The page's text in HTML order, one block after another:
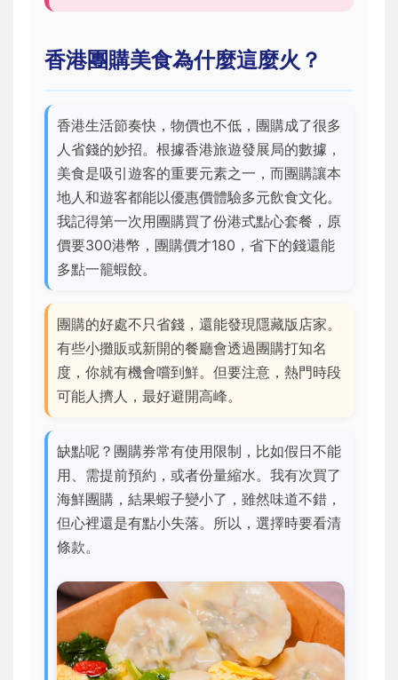
香港團購美食為什麼這麼火？
香港生活節奏快，物價也不低，團購成了很多
人省錢的妙招。根據香港旅遊發展局的數據，
美食是吸引遊客的重要元素之一，而團購讓本
地人和遊客都能以優惠價體驗多元飲食文化。
我記得第一次用團購買了份港式點心套餐，原
價要300港幣，團購價才180，省下的錢還能
多點一籠蝦餃。
團購的好處不只省錢，還能發現隱藏版店家。
有些小攤販或新開的餐廳會透過團購打知名
度，你就有機會嚐到鮮。但要注意，熱門時段
可能人擠人，最好避開高峰。
缺點呢？團購券常有使用限制，比如假日不能
用、需提前預約，或者份量縮水。我有次買了
海鮮團購，結果蝦子變小了，雖然味道不錯，
但心裡還是有點小失落。所以，選擇時要看清
條款。